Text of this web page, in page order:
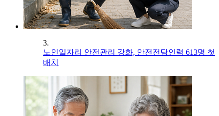
3.
노인일자리 안전관리 강화, 안전전담인력 613명 첫
배치